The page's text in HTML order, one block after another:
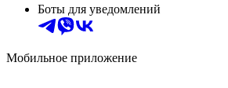
Боты для уведомлений
Мобильное приложение